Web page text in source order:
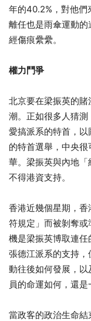
年的40.2%，對他們
離任也是雨傘運動
經傷痕纍纍。
權力鬥爭
北京要在梁振英的
潮。正如很多人猜
愛搞派系的特首，
的特首選舉，中央
華。梁振英與內地
不得港資支持。
香港近幾個星期，
符規定」而被剝奪
機是梁振英博取連
張德江派系的支持
動往後如何發展，
員的命運如何，還是
當政客的政治生命